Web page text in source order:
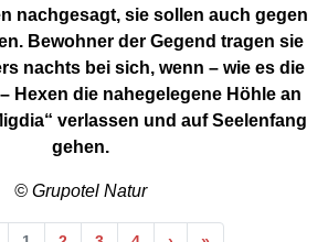
nachgesagt, sie sollen auch gegen
Bewohner der Gegend tragen sie
nachts bei sich, wenn – wie es die
Hexen die nahegelegene Höhle an
verlassen und auf Seelenfang
gehen.
© Grupotel Natur